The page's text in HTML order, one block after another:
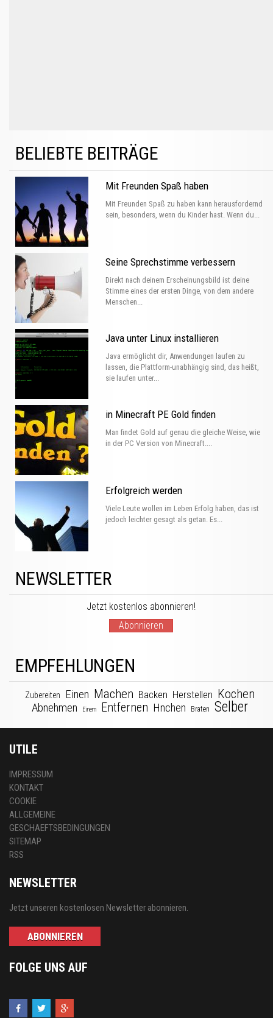
BELIEBTE BEITRÄGE
Mit Freunden Spaß haben
Mit Freunden Spaß zu haben kann herausfordernd
sein, besonders, wenn du Kinder hast. Wenn du...
Seine Sprechstimme verbessern
Direkt nach deinem Erscheinungsbild ist deine
Stimme eines der ersten Dinge, von dem andere
Menschen...
Java unter Linux installieren
Java ermöglicht dir, Anwendungen laufen zu
lassen, die Plattform-unabhängig sind, das heißt,
sie laufen unter...
in Minecraft PE Gold finden
Man findet Gold auf genau die gleiche Weise, wie
in der PC Version von Minecraft....
Erfolgreich werden
Viele Leute wollen im Leben Erfolg haben, das ist
jedoch leichter gesagt als getan. Es...
NEWSLETTER
Jetzt kostenlos abonnieren!
Abonnieren
EMPFEHLUNGEN
Zubereiten Einen Machen Backen Herstellen Kochen
Abnehmen Einem Entfernen Hnchen Braten Selber
UTILE
IMPRESSUM
KONTAKT
COOKIE
ALLGEMEINE
GESCHAEFTSBEDINGUNGEN
SITEMAP
RSS
NEWSLETTER
Jetzt unseren kostenlosen Newsletter abonnieren.
ABONNIEREN
FOLGE UNS AUF